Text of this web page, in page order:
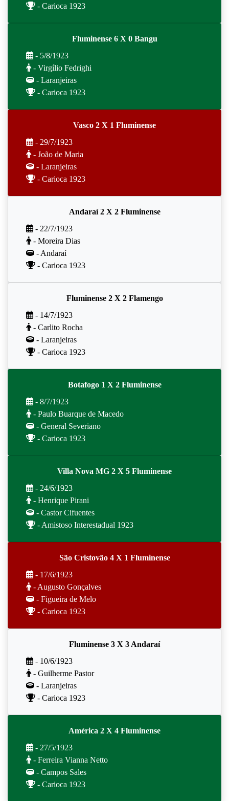
- Carioca 1923
Fluminense 6 X 0 Bangu
- 5/8/1923
- Virgílio Fedrighi
- Laranjeiras
- Carioca 1923
Vasco 2 X 1 Fluminense
- 29/7/1923
- João de Maria
- Laranjeiras
- Carioca 1923
Andaraí 2 X 2 Fluminense
- 22/7/1923
- Moreira Dias
- Andaraí
- Carioca 1923
Fluminense 2 X 2 Flamengo
- 14/7/1923
- Carlito Rocha
- Laranjeiras
- Carioca 1923
Botafogo 1 X 2 Fluminense
- 8/7/1923
- Paulo Buarque de Macedo
- General Severiano
- Carioca 1923
Villa Nova MG 2 X 5 Fluminense
- 24/6/1923
- Henrique Pirani
- Castor Cifuentes
- Amistoso Interestadual 1923
São Cristovão 4 X 1 Fluminense
- 17/6/1923
- Augusto Gonçalves
- Figueira de Melo
- Carioca 1923
Fluminense 3 X 3 Andaraí
- 10/6/1923
- Guilherme Pastor
- Laranjeiras
- Carioca 1923
América 2 X 4 Fluminense
- 27/5/1923
- Ferreira Vianna Netto
- Campos Sales
- Carioca 1923